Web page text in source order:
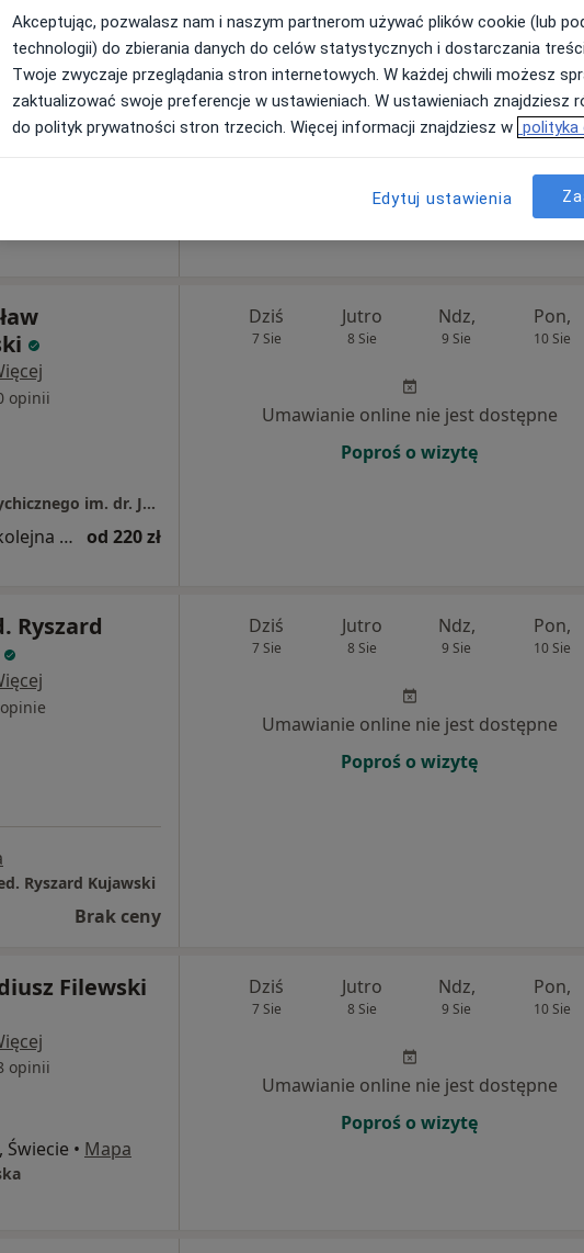
·Więcej
opinii
Dziś
7 Sie
Jutro
8 Sie
Ndz,
9 Sie
Pon,
10 Sie
Umawianie online nie jest dostępne
opinii
Wojewódzki Szpital Zdrowia Psychicznego im. dr. Józefa Bednarza w Świeciu
Konsultacja psychiatryczna (kolejna wizyta) od 220 zł
Dziś
7 Sie
Jutro
8 Sie
Ndz,
9 Sie
Pon,
10 Sie
Umawianie online nie jest dostępne
Poproś o wizytę
Ryszard
Ryszard Kujawski
Brak ceny
Dziś
7 Sie
Jutro
8 Sie
Ndz,
9 Sie
Pon,
10 Sie
Umawianie online nie jest dostępne
Poproś o wizytę
Filewski
opinii
Świecie • Mapa
Dziś
7 Sie
Jutro
8 Sie
Ndz,
9 Sie
Pon,
10 Sie
Umawianie online nie jest dostępne
Poproś o wizytę
Akceptując, pozwalasz nam i naszym partnerom używać plików cookie (lub
technologii) do zbierania danych do celów statystycznych i dostarczania
Twoje zwyczaje przeglądania stron internetowych. W każdej chwili możesz
zaktualizować swoje preferencje w ustawieniach. W ustawieniach znajdziesz
do polityk prywatności stron trzecich. Więcej informacji znajdziesz w polityka
Edytuj ustawienia